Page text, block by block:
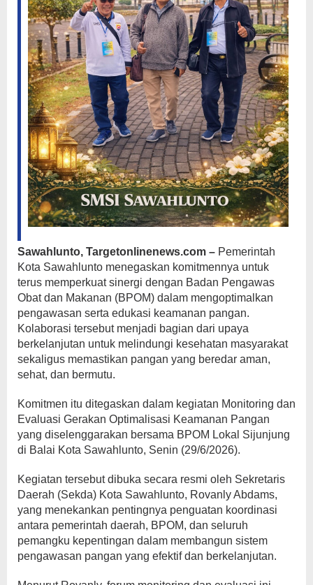
Sawahlunto, Targetonlinenews.com – Pemerintah
Kota Sawahlunto menegaskan komitmennya untuk
terus memperkuat sinergi dengan Badan Pengawas
Obat dan Makanan (BPOM) dalam mengoptimalkan
pengawasan serta edukasi keamanan pangan.
Kolaborasi tersebut menjadi bagian dari upaya
berkelanjutan untuk melindungi kesehatan masyarakat
sekaligus memastikan pangan yang beredar aman,
sehat, dan bermutu.
Komitmen itu ditegaskan dalam kegiatan Monitoring dan
Evaluasi Gerakan Optimalisasi Keamanan Pangan
yang diselenggarakan bersama BPOM Lokal Sijunjung
di Balai Kota Sawahlunto, Senin (29/6/2026).
Kegiatan tersebut dibuka secara resmi oleh Sekretaris
Daerah (Sekda) Kota Sawahlunto, Rovanly Abdams,
yang menekankan pentingnya penguatan koordinasi
antara pemerintah daerah, BPOM, dan seluruh
pemangku kepentingan dalam membangun sistem
pengawasan pangan yang efektif dan berkelanjutan.